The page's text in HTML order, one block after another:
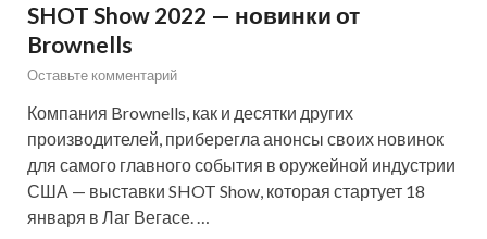
SHOT Show 2022 — новинки от
Brownells
Оставьте комментарий
Компания Brownells, как и десятки других
производителей, приберегла анонсы своих новинок
для самого главного события в оружейной индустрии
США — выставки SHOT Show, которая стартует 18
января в Лаг Вегасе. …